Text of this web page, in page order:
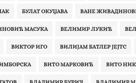
БУЛАТ ОКУЏАВА ВАНЕ
МАСУКА ВЕЛИМИР ЛУКИЋ
ВИКТОР ИГО ВИЛИЈАМ БАТЛЕР ЈЕЈТС
ВИТО МАРКОВИЋ ВИТО